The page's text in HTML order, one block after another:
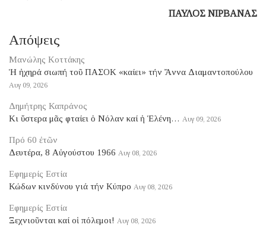
ΠΑΥΛΟΣ ΝΙΡΒΑΝΑΣ
Απόψεις
Μανώλης Κοττάκης
Ἡ ἠχηρά σιωπή τοῦ ΠΑΣΟΚ «καίει» τήν Ἄννα Διαμαντοπούλου
Αυγ 09, 2026
Δημήτρης Καπράνος
Κι ὕστερα μᾶς φταίει ὁ Νόλαν καί ἡ Ἑλένη… Αυγ 09, 2026
Πρό 60 ἐτῶν
Δευτέρα, 8 Αὐγούστου 1966 Αυγ 08, 2026
Εφημερίς Εστία
Κώδων κινδύνου γιά τήν Κύπρο Αυγ 08, 2026
Εφημερίς Εστία
Ξεχνιοῦνται καί οἱ πόλεμοι! Αυγ 08, 2026